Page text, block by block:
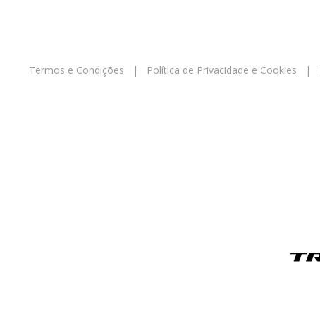
Termos e Condições | Política de Privacidade e Cookies |